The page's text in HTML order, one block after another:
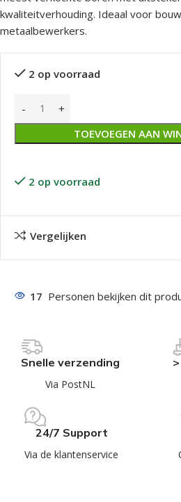
kwaliteitverhouding. Ideaal voor
metaalbewerkers.
2 op voorraad
TOEVOEGEN AAN
2 op voorraad
Vergelijken
17 Personen bekijken dit
Snelle verzending
Via PostNL
24/7 Support
Via de klantenservice